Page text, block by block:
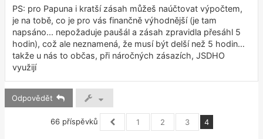
PS: pro Papuna i kratší zásah můžeš naúčtovat výpočtem,
je na tobě, co je pro vás finančně výhodnější (je tam
napsáno... nepožaduje paušál a zásah zpravidla přesáhl 5
hodin), což ale neznamená, že musí být delší než 5 hodin…
takže u nás to občas, při náročných zásazích, JSDHO
využijí
Odpovědět
66 příspěvků
Předchozí
1 2 3 4